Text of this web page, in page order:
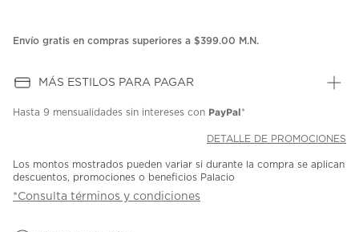
Envío gratis en compras superiores a $399.00 M.N.
MÁS ESTILOS PARA PAGAR
Hasta 9 mensualidades sin intereses con PayPal*
DETALLE DE PROMOCIONES
Los montos mostrados pueden variar si durante la compra se aplican
descuentos, promociones o beneficios Palacio
*Consulta términos y condiciones